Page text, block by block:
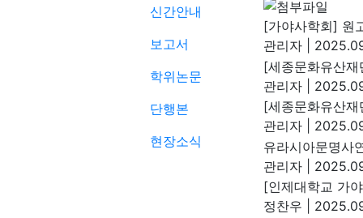
신간안내
보고서
학위논문
단행본
현장소식
[가야사학회] 원
관리자
[세종문화유산
관리자
[세종문화유산
관리자
유라시아문명사
관리자
[인제대학교 가
정찬우